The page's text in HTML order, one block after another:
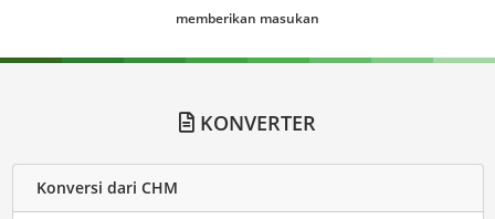
memberikan masukan
KONVERTER
Konversi dari CHM